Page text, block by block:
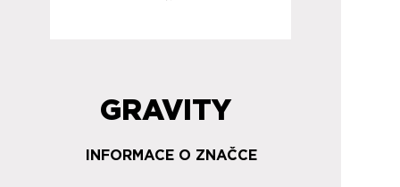
GRAVITY
INFORMACE O ZNAČCE